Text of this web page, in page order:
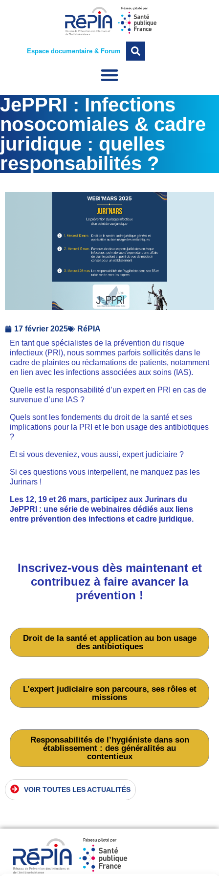
Espace documentaire & Forum
JePPRI : Infections
nosocomiales & cadre
juridique : quelles
responsabilités ?
17 février 2025
RéPIA
En tant que spécialistes de la prévention du risque
infectieux (PRI), nous sommes parfois sollicités dans le
cadre de plaintes ou réclamations de patients, notamment
en lien avec les infections associées aux soins (IAS).
Quelle est la responsabilité d’un expert en PRI en cas de
survenue d’une IAS ?
Quels sont les fondements du droit de la santé et ses
implications pour la PRI et le bon usage des antibiotiques
?
Et si vous deveniez, vous aussi, expert judiciaire ?
Si ces questions vous interpellent, ne manquez pas les
Jurinars !
Les 12, 19 et 26 mars, participez aux Jurinars du
JePPRI : une série de webinaires dédiés aux liens
entre prévention des infections et cadre juridique.
Inscrivez-vous dès maintenant et
contribuez à faire avancer la
prévention !
Droit de la santé et application au bon usage
des antibiotiques
L’expert judiciaire son parcours, ses rôles et
missions
Responsabilités de l’hygiéniste dans son
établissement : des généralités au
contentieux
VOIR TOUTES LES ACTUALITÉS